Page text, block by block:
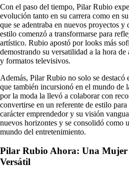
Con el paso del tiempo, Pilar Rubio
evolución tanto en su carrera como en
que se adentraba en nuevos proyectos y
estilo comenzó a transformarse para
artístico. Rubio apostó por looks más
demostrando su versatilidad a la hora de
y formatos televisivos.
Además, Pilar Rubio no solo se
que también incursionó en el mundo de
por la moda la llevó a colaborar con
convertirse en un referente de estilo
carácter emprendedor y su visión
nuevos horizontes y se consolidó como
mundo del entretenimiento.
Pilar Rubio Ahora: Una
Versátil